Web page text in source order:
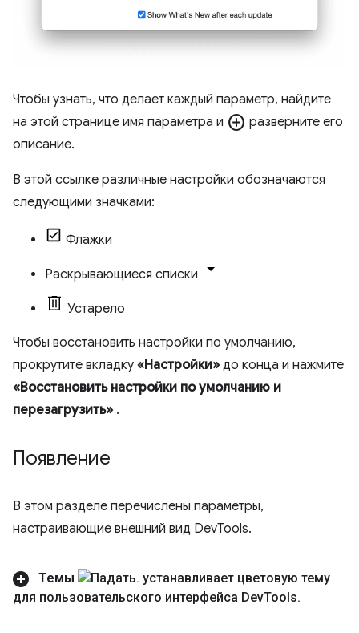
Чтобы узнать, что делает каждый параметр, найдите
на этой странице имя параметра и add_circle разверните его
описание.
В этой ссылке различные настройки обозначаются
следующими значками:
Флажки
Раскрывающиеся списки
Устарело
Чтобы восстановить настройки по умолчанию,
прокрутите вкладку «Настройки» до конца и нажмите
«Восстановить настройки по умолчанию и
перезагрузить» .
Появление
В этом разделе перечислены параметры,
настраивающие внешний вид DevTools.
Темы
устанавливает цветовую тему
для пользовательского интерфейса DevTools.